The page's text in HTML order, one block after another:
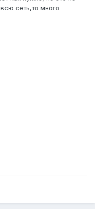
сеть,то много